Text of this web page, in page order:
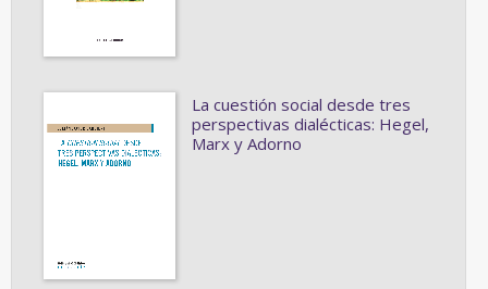
La cuestión social desde tres
perspectivas dialécticas: Hegel,
Marx y Adorno